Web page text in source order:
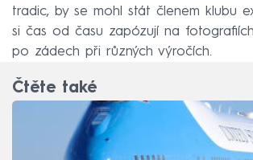
tradic, by se mohl stát členem klubu
si čas od času zapózují na
po zádech při různých výročích.
Čtěte také